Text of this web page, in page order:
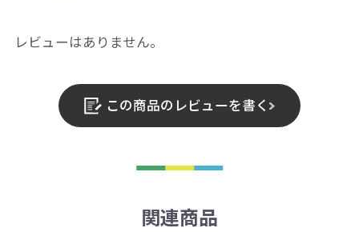
レビューはありません。
この商品のレビューを書く
関連商品